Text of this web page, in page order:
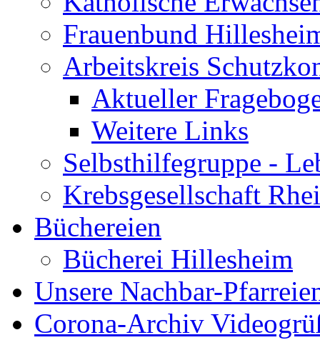
Frauenbund
Arbeitskreis
Aktueller
Weitere Links
Selbsthilfegruppe -
Krebsgesellschaft
Büchereien
Bücherei Hillesheim
Unsere Nachbar-
Corona-Archiv